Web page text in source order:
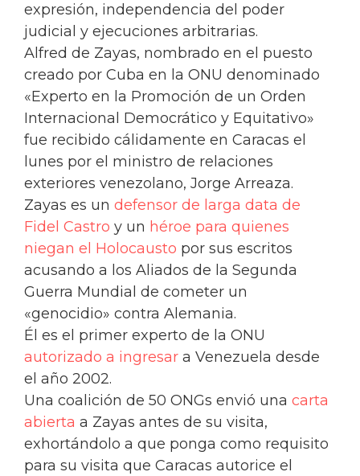
expresión, independencia del poder
judicial y ejecuciones arbitrarias.
Alfred de Zayas, nombrado en el puesto
creado por Cuba en la ONU denominado
«Experto en la Promoción de un Orden
Internacional Democrático y Equitativo»
fue recibido cálidamente en Caracas el
lunes por el ministro de relaciones
exteriores venezolano, Jorge Arreaza.
Zayas es un defensor de larga data de
Fidel Castro y un héroe para quienes
niegan el Holocausto por sus escritos
acusando a los Aliados de la Segunda
Guerra Mundial de cometer un
«genocidio» contra Alemania.
Él es el primer experto de la ONU
autorizado a ingresar a Venezuela desde
el año 2002.
Una coalición de 50 ONGs envió una carta
abierta a Zayas antes de su visita,
exhortándolo a que ponga como requisito
para su visita que Caracas autorice el